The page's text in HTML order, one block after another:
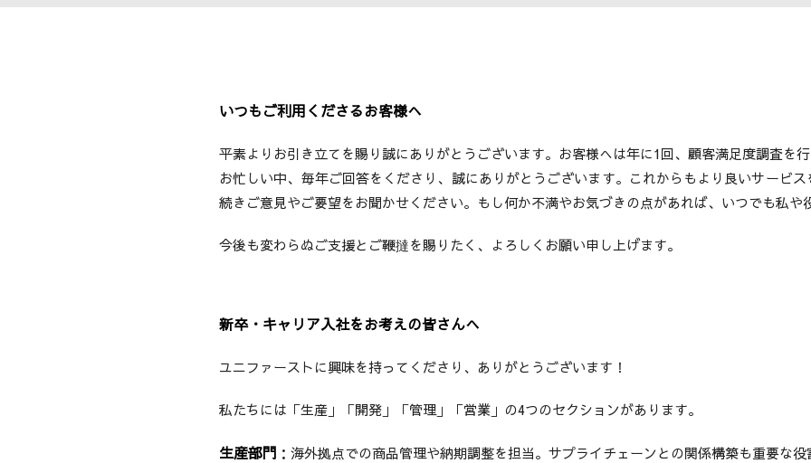
いつもご利用くださるお客様へ
平素よりお引き立てを賜り誠にありがとうございます。お客様へは年に1回、顧客満足度調査を行
お忙しい中、毎年ご回答をくださり、誠にありがとうございます。これからもより良いサービ
続きご意見やご要望をお聞かせください。もし何か不満やお気づきの点があれば、いつでも私や
今後も変わらぬご支援とご鞭撻を賜りたく、よろしくお願い申し上げます。
新卒・キャリア入社をお考えの皆さんへ
ユニファーストに興味を持ってくださり、ありがとうございます！
私たちには「生産」「開発」「管理」「営業」の4つのセクションがあります。
生産部門 ：海外拠点での商品管理や納期調整を担当。サプライチェーンとの関係構築も重要な役